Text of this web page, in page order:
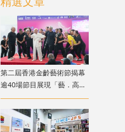
第二屆香港金齡藝術節揭幕
逾40場節目展現「藝．高齡
膽大」生命力